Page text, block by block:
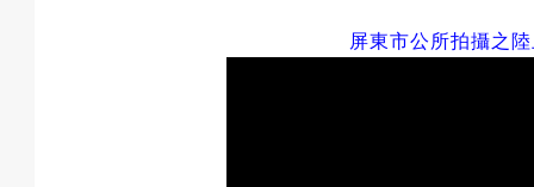
屏東市公所拍攝之